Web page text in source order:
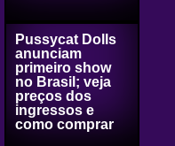
Pussycat Dolls
anunciam
primeiro show
no Brasil; veja
preços dos
ingressos e
como comprar